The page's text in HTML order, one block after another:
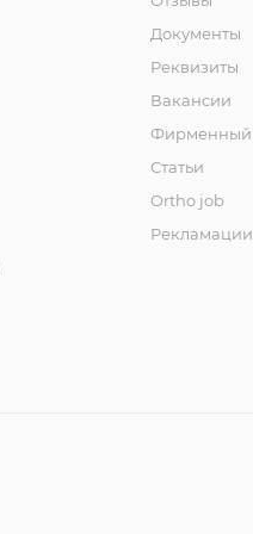
Документы
Реквизиты
Вакансии
Фирменный
Статьи
Ortho job
Рекламации